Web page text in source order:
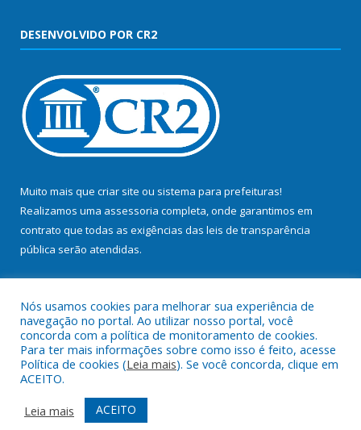
DESENVOLVIDO POR CR2
Muito mais que criar site ou sistema para prefeituras!
Realizamos uma assessoria completa, onde garantimos em
contrato que todas as exigências das leis de transparência
pública serão atendidas.
Todos os direitos reservados a Prefeitura Municipal de Bujaru.
Mapa do Site
Acessar Área Administrativa
Acessar Webmail
Nós usamos cookies para melhorar sua experiência de
navegação no portal. Ao utilizar nosso portal, você
concorda com a política de monitoramento de cookies.
Para ter mais informações sobre como isso é feito, acesse
Política de cookies (Leia mais). Se você concorda, clique em
ACEITO.
Leia mais
ACEITO